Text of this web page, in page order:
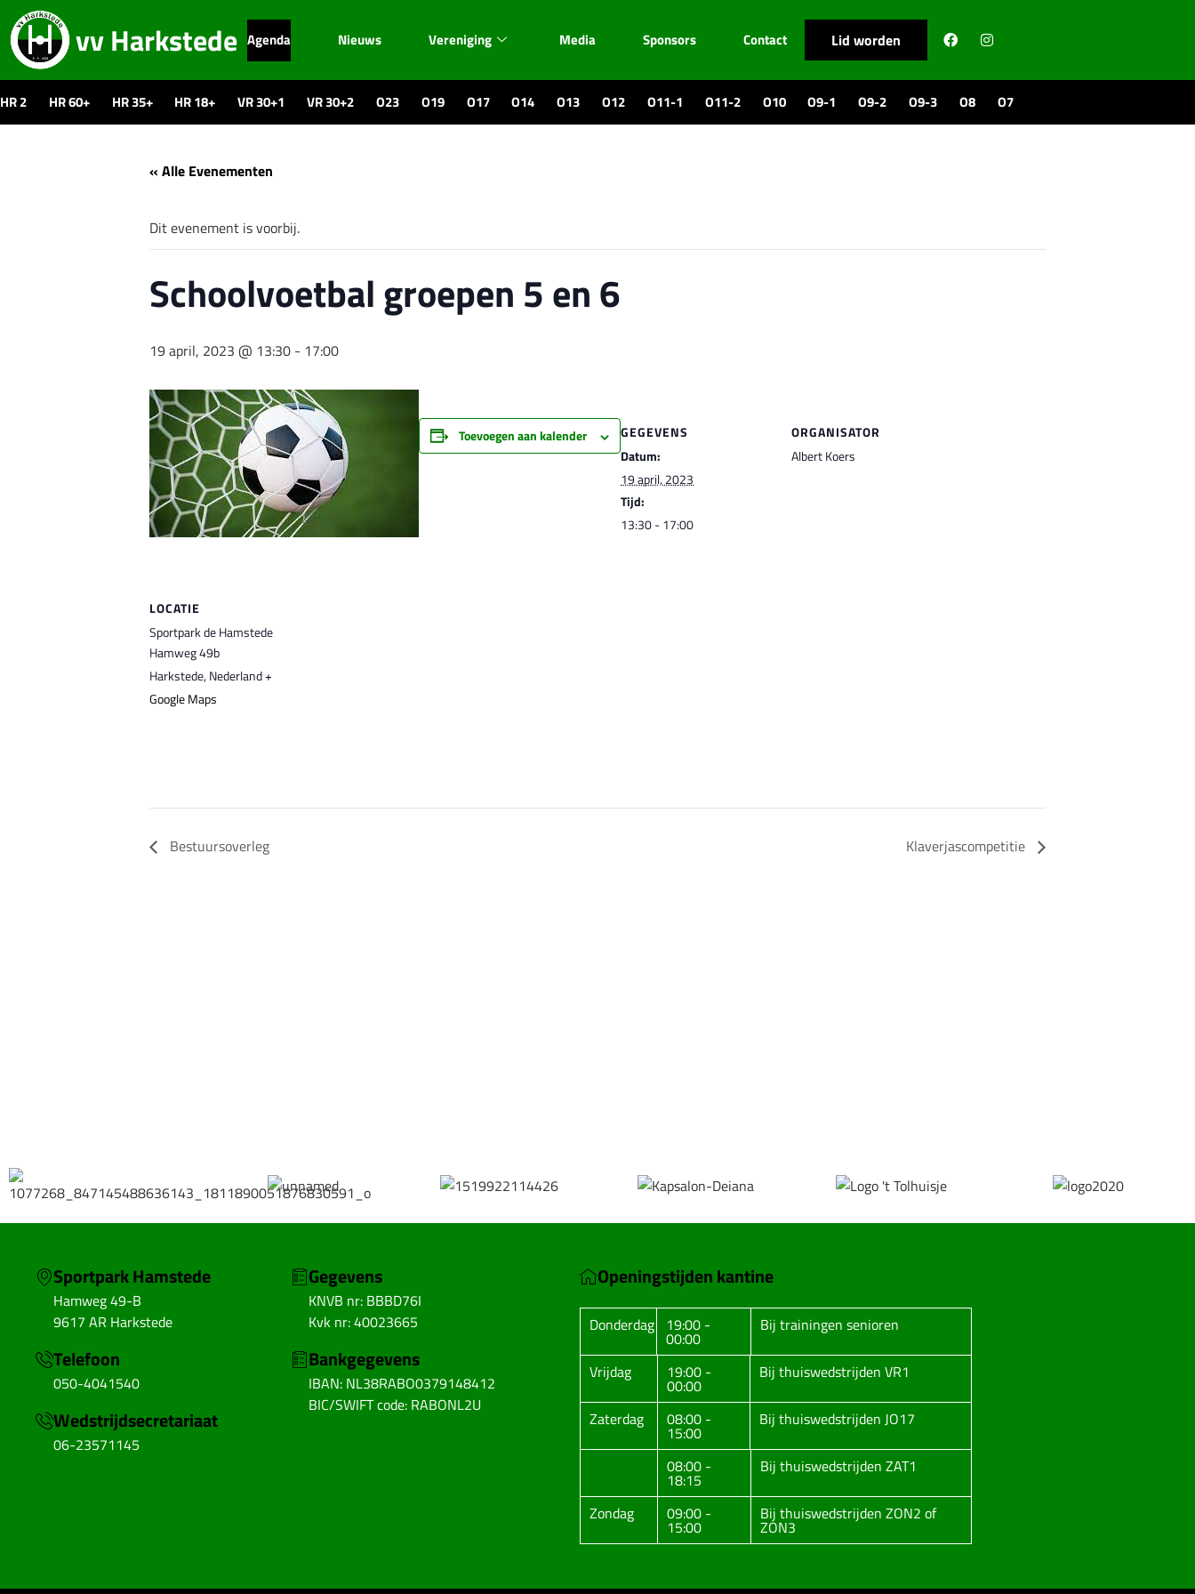
vv Harkstede Agenda Nieuws Vereniging Media Sponsors Contact Lid worden
HR 2 HR 60+ HR 35+ HR 18+ VR 30+1 VR 30+2 O23 O19 O17 O14 O13 O12 O11-1 O11-2 O10 O9-1 O9-2 O9-3 O8 O7
« Alle Evenementen
Dit evenement is voorbij.
Schoolvoetbal groepen 5 en 6
19 april, 2023 @ 13:30 - 17:00
Toevoegen aan kalender
GEGEVENS
Datum:
19 april, 2023
Tijd:
13:30 - 17:00
ORGANISATOR
Albert Koers
LOCATIE
Sportpark de Hamstede
Hamweg 49b
Harkstede,Nederland+
Google Maps
Bestuursoverleg Klaverjascompetitie
Sportpark Hamstede
Hamweg 49-B
9617 AR Harkstede
Telefoon
050-4041540
Wedstrijdsecretariaat
06-23571145
Gegevens
KNVB nr: BBBD76I
Kvk nr: 40023665
Bankgegevens
IBAN: NL38RABO0379148412
BIC/SWIFT code: RABONL2U
Openingstijden kantine
Donderdag 19:00 -
00:00
Bij trainingen senioren
Vrijdag 19:00 -
00:00
Bij thuiswedstrijden VR1
Zaterdag 08:00 -
15:00
Bij thuiswedstrijden JO17
08:00 -
18:15
Bij thuiswedstrijden ZAT1
Zondag 09:00 -
15:00
Bij thuiswedstrijden ZON2 of
ZON3